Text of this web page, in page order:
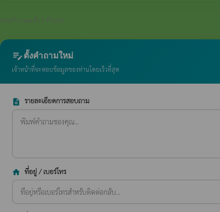
ตอบคำถามแล้ว 2 คำถาม
edit_noteตั้งคำถามใหม่
เจ้าหน้าที่จะตอบข้อมูลของท่านโดยเร็วที่สุด
description รายละเอียดการสอบถาม
home ที่อยู่ / เบอร์โทร